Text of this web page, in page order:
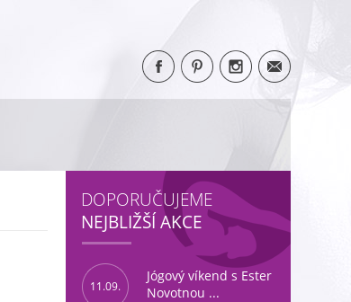
DOPORUČUJEME
NEJBLIŽŠÍ AKCE
11.09.
Jógový víkend s Ester
Novotnou ...